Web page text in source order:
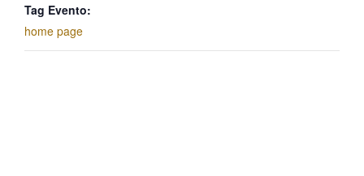
Tag Evento:
home page